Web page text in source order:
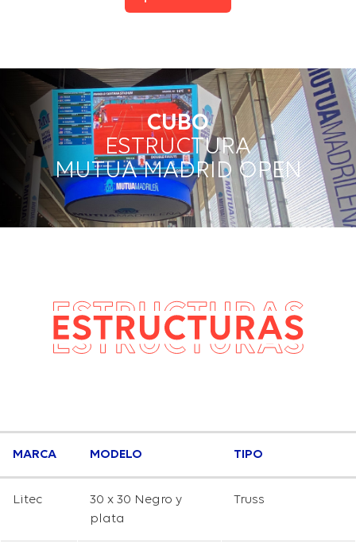
CUBO
ESTRUCTURA
MUTUA MADRID OPEN
MARCA MODELO TIPO
Litec
30 x 30 Negro y
plata
Truss